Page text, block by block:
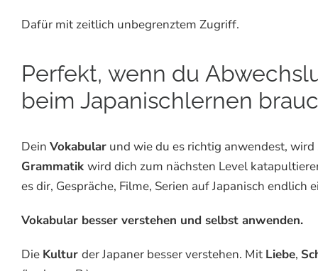
Dafür mit zeitlich unbegrenztem Zugriff.
Perfekt, wenn du
beim Japanischlernen
Dein Vokabular und wie du es richtig anwendest,
Grammatik wird dich zum nächsten Level
es dir, Gespräche, Filme, Serien auf Japanisch endlich
Vokabular besser verstehen und selbst anwenden.
Die Kultur der Japaner besser verstehen. Mit Liebe,